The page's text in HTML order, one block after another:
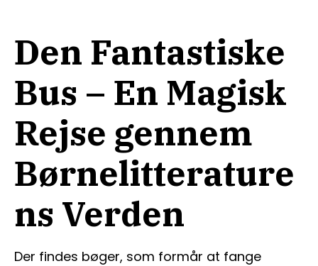
Den Fantastiske
Bus – En Magisk
Rejse gennem
Børnelitterature
ns Verden
Der findes bøger, som formår at fange